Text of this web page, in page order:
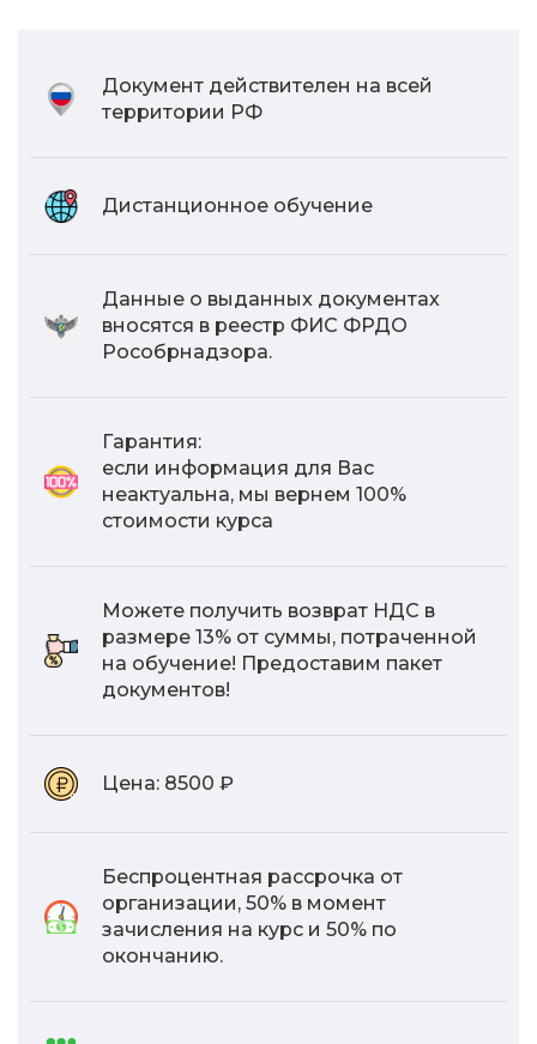
Документ действителен на всей
территории РФ
Дистанционное обучение
Данные о выданных документах
вносятся в реестр ФИС ФРДО
Рособрнадзора.
Гарантия:
если информация для Вас
неактуальна, мы вернем 100%
стоимости курса
Можете получить возврат НДС в
размере 13% от суммы, потраченной
на обучение! Предоставим пакет
документов!
Цена: 8500 ₽
Беспроцентная рассрочка от
организации, 50% в момент
зачисления на курс и 50% по
окончанию.